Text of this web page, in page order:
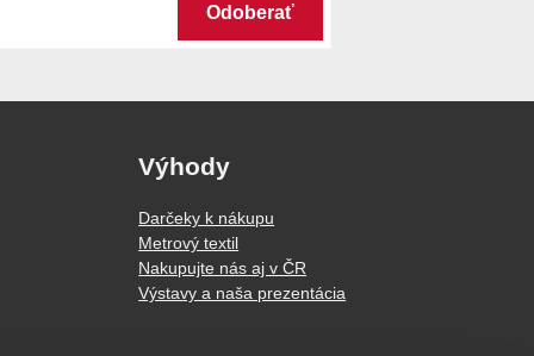
Odoberať
Výhody
Darčeky k nákupu
Metrový textil
Nakupujte nás aj v ČR
Výstavy a naša prezentácia